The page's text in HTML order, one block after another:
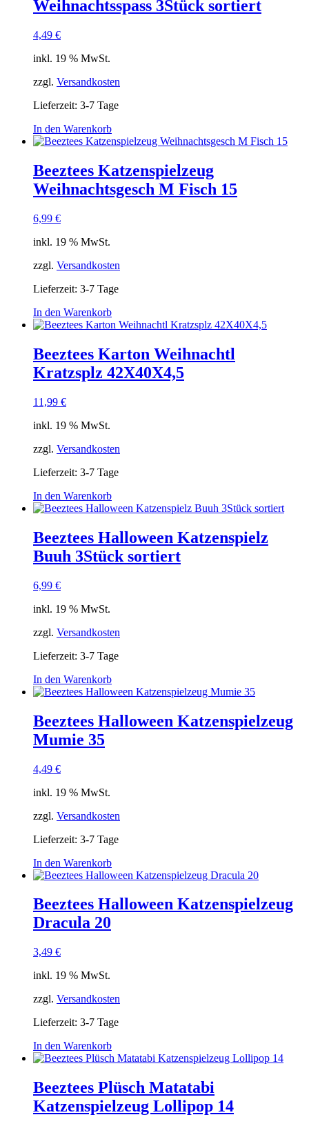
Weihnachtsspass 3Stück sortiert
4,49 €
inkl. 19 % MwSt.
zzgl. Versandkosten
Lieferzeit: 3-7 Tage
In den Warenkorb
Beeztees Katzenspielzeug
Weihnachtsgesch M Fisch 15
6,99 €
inkl. 19 % MwSt.
zzgl. Versandkosten
Lieferzeit: 3-7 Tage
In den Warenkorb
Beeztees Karton Weihnachtl
Kratzsplz 42X40X4,5
11,99 €
inkl. 19 % MwSt.
zzgl. Versandkosten
Lieferzeit: 3-7 Tage
In den Warenkorb
Beeztees Halloween Katzenspielz
Buuh 3Stück sortiert
6,99 €
inkl. 19 % MwSt.
zzgl. Versandkosten
Lieferzeit: 3-7 Tage
In den Warenkorb
Beeztees Halloween Katzenspielzeug
Mumie 35
4,49 €
inkl. 19 % MwSt.
zzgl. Versandkosten
Lieferzeit: 3-7 Tage
In den Warenkorb
Beeztees Halloween Katzenspielzeug
Dracula 20
3,49 €
inkl. 19 % MwSt.
zzgl. Versandkosten
Lieferzeit: 3-7 Tage
In den Warenkorb
Beeztees Plüsch Matatabi
Katzenspielzeug Lollipop 14